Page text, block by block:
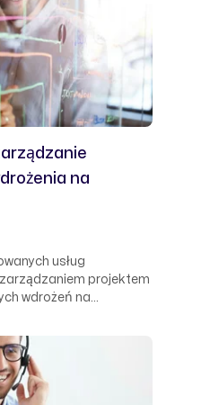
na
usług
projektem
wdrożeń na
przetrwać, ale i
się świecie